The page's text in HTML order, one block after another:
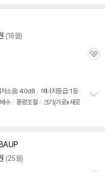
(18몰)
관
저소음: 40dB / 에너지등급: 1등
수 / 풍량조절 / 크기(가로x세로
(25몰)